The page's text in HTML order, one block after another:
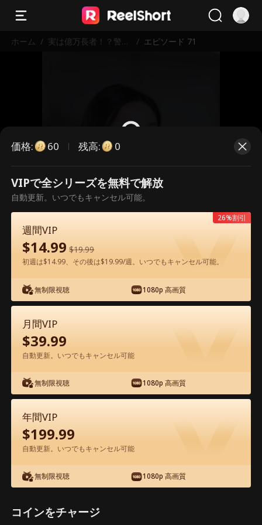
ホーム / 実は億万長者！？警備
/ エピソード 71
こちらは有料のエピソードです。視
聴いただくには解放が必要です。
アプリ内で無料視聴可能
エピソード71 - 実は億万長者！？警備員
の父が隠していた秘密 映画フル
1-50 51-80
71 74
価格: 60 残高: 0
VIPで全シリーズを無料で解放
自動更新。いつでもキャンセル可能。
週間VIP
$14.99 $19.99
初週は$14.99、その後は$19.99/週。いつでもキャンセル可能。
無制限視聴 1080p 高画質
26%割引
月間VIP
$39.99
自動更新。いつでもキャンセル可能
無制限視聴 1080p 高画質
年間VIP
$199.99
自動更新。いつでもキャンセル可能
無制限視聴 1080p 高画質
コインをチャージ